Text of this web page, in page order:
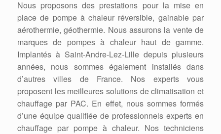
Nous proposons des prestations pour la mise en
place de pompe à chaleur réversible, gainable par
aérothermie, géothermie. Nous assurons la vente de
marques de pompes à chaleur haut de gamme.
Implantés à Saint-Andre-Lez-Lille depuis plusieurs
années, nous sommes également installés dans
d’autres villes de France. Nos experts vous
proposent les meilleures solutions de climatisation et
chauffage par PAC. En effet, nous sommes formés
d’une équipe qualifiée de professionnels experts en
chauffage par pompe à chaleur. Nos techniciens